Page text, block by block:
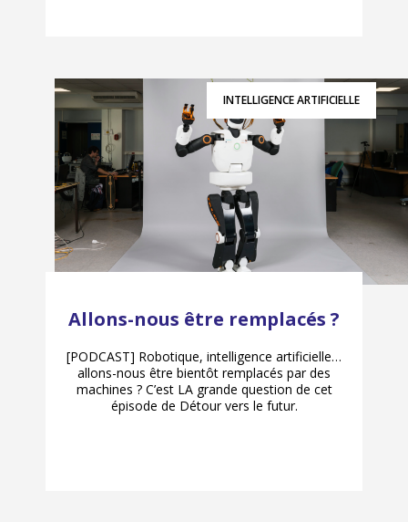
INTELLIGENCE ARTIFICIELLE
Allons-nous être remplacés ?
[PODCAST] Robotique, intelligence artificielle…
allons-nous être bientôt remplacés par des
machines ? C’est LA grande question de cet
épisode de Détour vers le futur.